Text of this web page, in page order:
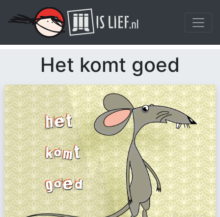
Het komt goed